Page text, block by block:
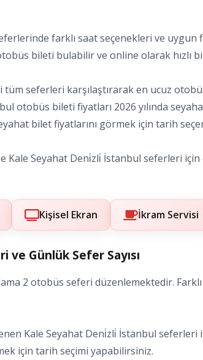
farklı saat seçenekleri ve
bileti bulabilir ve online olarak hızlı
tüm seferleri karşılaştırarak en ucuz
otobüs bileti fiyatları 2026 yılında
bilet fiyatlarını görmek için tarih
Kale Seyahat Deni̇zli̇ İstanbul seferleri
Kişisel Ekran İkram Servisi
Günlük Sefer Sayısı
2 otobüs seferi düzenlemektedir.
Kale Seyahat Deni̇zli̇ İstanbul
için tarih seçimi yapabilirsiniz.